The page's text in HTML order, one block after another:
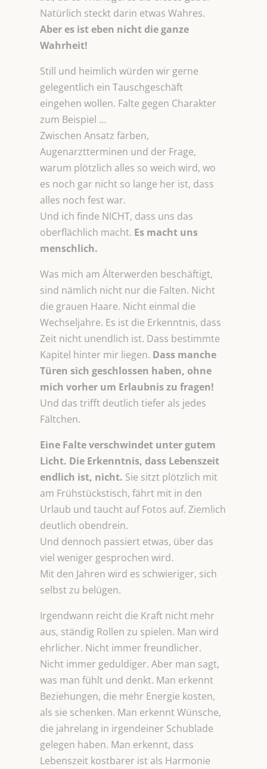
Natürlich steckt darin etwas Wahres.
Aber es ist eben nicht die ganze
Wahrheit!
Still und heimlich würden wir gerne
gelegentlich ein Tauschgeschäft
eingehen wollen. Falte gegen Charakter
zum Beispiel …
Zwischen Ansatz färben,
Augenarztterminen und der Frage,
warum plötzlich alles so weich wird, wo
es noch gar nicht so lange her ist, dass
alles noch fest war.
Und ich finde NICHT, dass uns das
oberflächlich macht. Es macht uns
menschlich.
Was mich am Älterwerden beschäftigt,
sind nämlich nicht nur die Falten. Nicht
die grauen Haare. Nicht einmal die
Wechseljahre. Es ist die Erkenntnis, dass
Zeit nicht unendlich ist. Dass bestimmte
Kapitel hinter mir liegen. Dass manche
Türen sich geschlossen haben, ohne
mich vorher um Erlaubnis zu fragen!
Und das trifft deutlich tiefer als jedes
Fältchen.
Eine Falte verschwindet unter gutem
Licht. Die Erkenntnis, dass Lebenszeit
endlich ist, nicht. Sie sitzt plötzlich mit
am Frühstückstisch, fährt mit in den
Urlaub und taucht auf Fotos auf. Ziemlich
deutlich obendrein.
Und dennoch passiert etwas, über das
viel weniger gesprochen wird.
Mit den Jahren wird es schwieriger, sich
selbst zu belügen.
Irgendwann reicht die Kraft nicht mehr
aus, ständig Rollen zu spielen. Man wird
ehrlicher. Nicht immer freundlicher.
Nicht immer geduldiger. Aber man sagt,
was man fühlt und denkt. Man erkennt
Beziehungen, die mehr Energie kosten,
als sie schenken. Man erkennt Wünsche,
die jahrelang in irgendeiner Schublade
gelegen haben. Man erkennt, dass
Lebenszeit kostbarer ist als Harmonie